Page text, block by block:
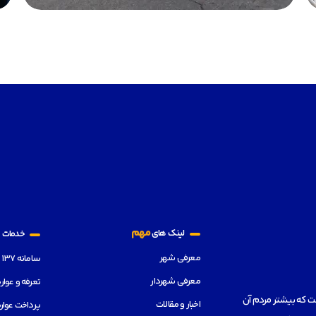
معتدل است که بیشتر مردم آن
لینک هایمهم
معرفی شهر
معرفی شهردار
اخبار و مقالات
خدمات
سامانه ۱۳۷
تعرفه و
پرداخت